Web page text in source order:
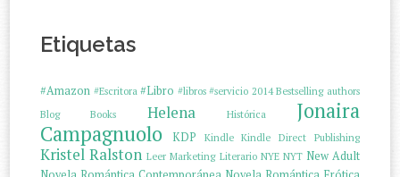
Etiquetas
#Amazon #Escritora #Libro #libros #servicio 2014 Bestselling authors
Blog
Books Helena Histórica
Jonaira
Campagnuolo
KDP Kindle Kindle Direct Publishing
Kristel Ralston Leer Marketing Literario NYE NYT New Adult